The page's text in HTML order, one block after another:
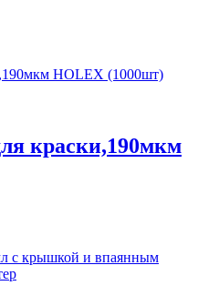
краски,190мкм